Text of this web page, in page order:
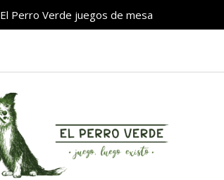
El Perro Verde juegos de mesa